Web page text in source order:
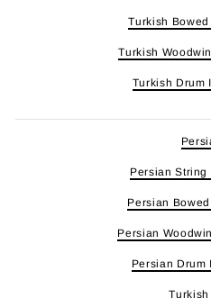
Turkish
Turkish
Turkish Drum
Persian String
Persian
Persian
Persian Drum
Turkish